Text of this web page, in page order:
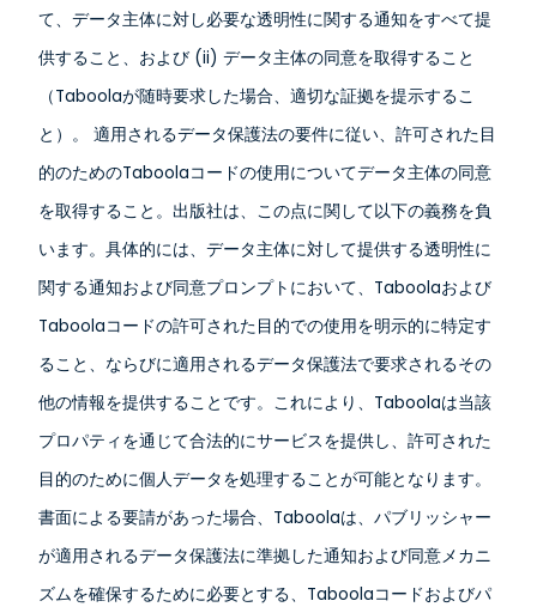
て、データ主体に対し必要な透明性に関する通知をすべて提
供すること、および (ii) データ主体の同意を取得すること
（Taboolaが随時要求した場合、適切な証拠を提示するこ
と）。 適用されるデータ保護法の要件に従い、許可された目
的のためのTaboolaコードの使用についてデータ主体の同意
を取得すること。出版社は、この点に関して以下の義務を負
います。具体的には、データ主体に対して提供する透明性に
関する通知および同意プロンプトにおいて、Taboolaおよび
Taboolaコードの許可された目的での使用を明示的に特定す
ること、ならびに適用されるデータ保護法で要求されるその
他の情報を提供することです。これにより、Taboolaは当該
プロパティを通じて合法的にサービスを提供し、許可された
目的のために個人データを処理することが可能となります。
書面による要請があった場合、Taboolaは、パブリッシャー
が適用されるデータ保護法に準拠した通知および同意メカニ
ズムを確保するために必要とする、Taboolaコードおよびパ